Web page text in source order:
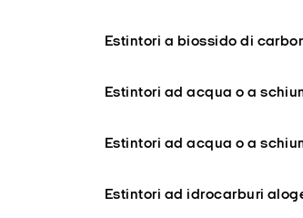
Estintori a biossido di
Estintori ad acqua o a
Estintori ad acqua o a
Estintori ad idrocarburi